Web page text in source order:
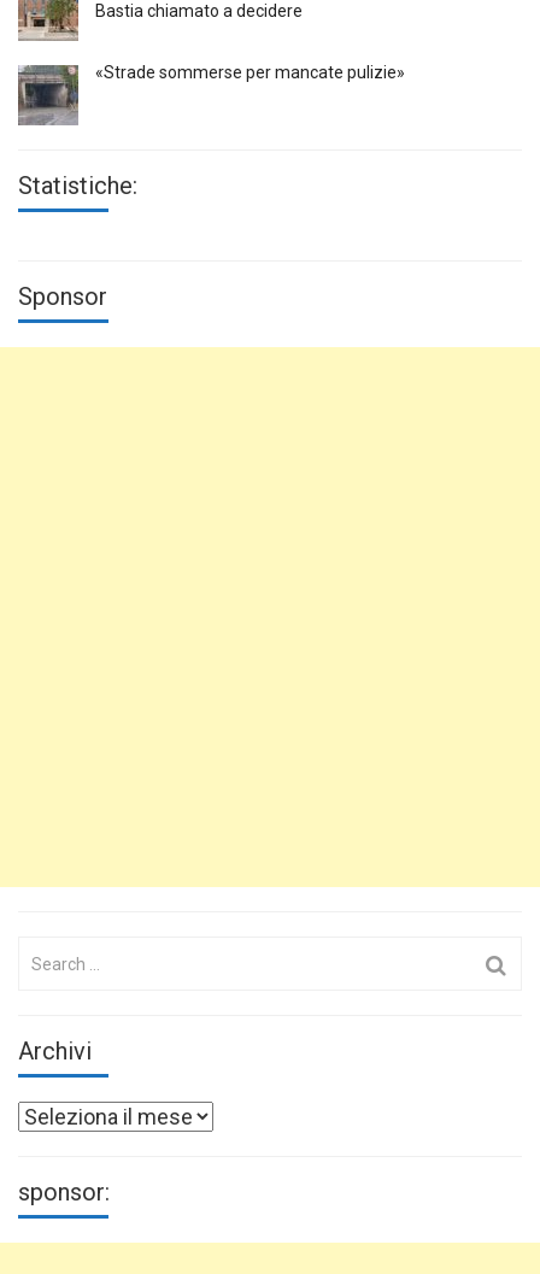
Bastia chiamato a decidere
«Strade sommerse per mancate pulizie»
Statistiche:
Sponsor
Archivi
Archivi
sponsor: